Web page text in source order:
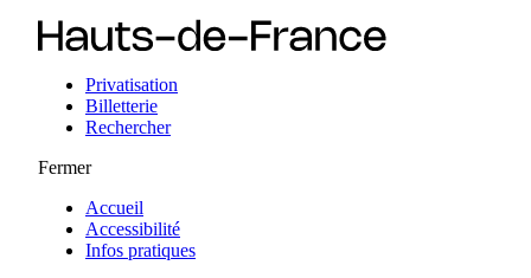
Privatisation
Billetterie
Rechercher
Fermer
Accueil
Accessibilité
Infos pratiques